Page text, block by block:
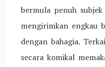
bermula penuh
mengirimkan engkau
dengan bahagia.
secara komikal